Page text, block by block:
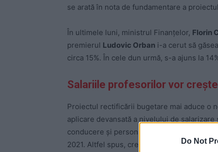
Do Not
se arată în nota de fundamentare a
În ultimele luni, ministrul Finanțelor, Florin
premierul Ludovic Orban i-a cerut să
circa 15%. În cele dun urmă, s-a ajuns la
Salariile profesorilor vor
Proiectul rectificării bugetare mai aduce o
aplicare devansată a nivelului de
conducere şi personalul de îndrumare şi
2021. Altfel spus, creșterea salariilor